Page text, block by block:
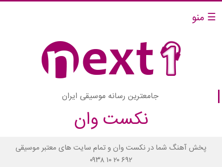
☰ منو
جامعترین رسانه موسیقی ایران
نکست وان
پخش آهنگ شما در نکست وان و تمام سایت های معتبر موسیقی
۰۹۳۸ ۱۰ ۲۰ ۶۹۲